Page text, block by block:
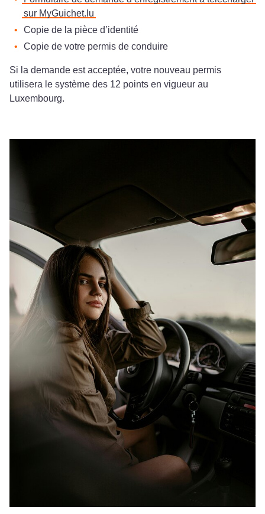
sur MyGuichet.lu
Copie de la pièce d’identité
Copie de votre permis de conduire
Si la demande est acceptée, votre nouveau permis
utilisera le système des 12 points en vigueur au
Luxembourg.